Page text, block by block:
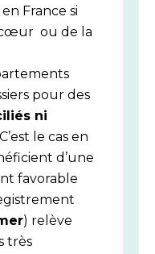
en France si
cœur ou de la
pour des
ni
le cas en
d’une
favorable
) relève
très